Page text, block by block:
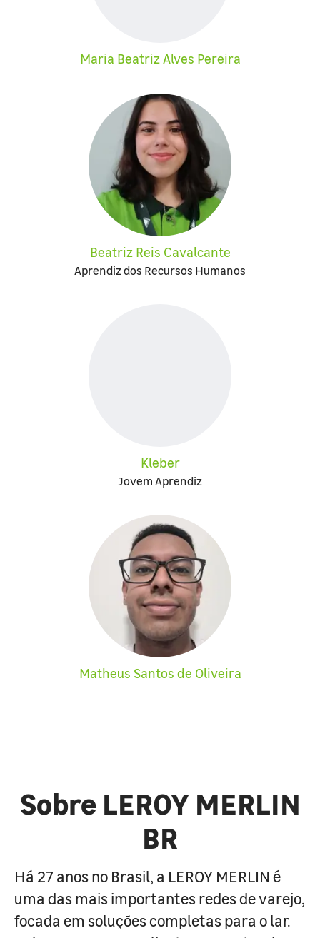
Maria Beatriz Alves Pereira
Beatriz Reis Cavalcante
Aprendiz dos Recursos Humanos
Kleber
Jovem Aprendiz
Matheus Santos de Oliveira
Sobre LEROY MERLIN
BR
Há 27 anos no Brasil, a LEROY MERLIN é
uma das mais importantes redes de varejo,
focada em soluções completas para o lar.